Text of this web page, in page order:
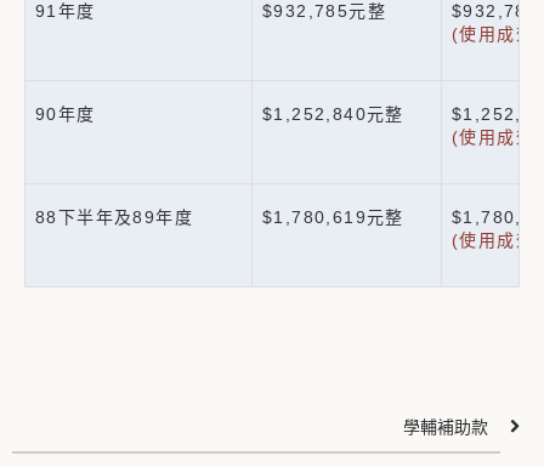
91年度 $932,785元整
$932,785
(使用成效
90年度 $1,252,840元整
(使用成效
88下半年及89年度 $1,780,619元整
(使用成效
學輔補助款